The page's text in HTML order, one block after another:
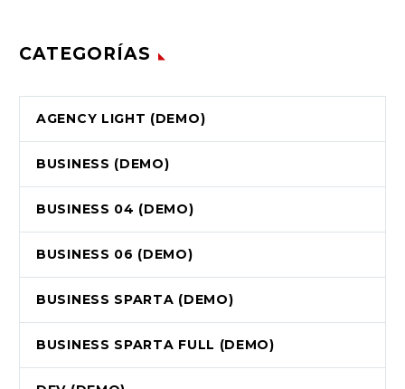
CATEGORÍAS
AGENCY LIGHT (DEMO)
BUSINESS (DEMO)
BUSINESS 04 (DEMO)
BUSINESS 06 (DEMO)
BUSINESS SPARTA (DEMO)
BUSINESS SPARTA FULL (DEMO)